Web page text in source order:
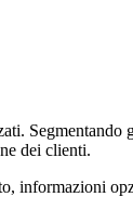
dei clienti.
informazioni